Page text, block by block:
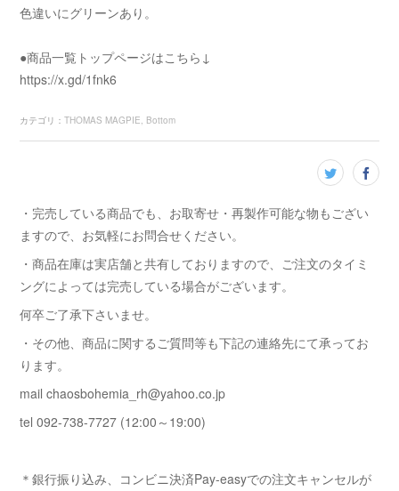
色違いにグリーンあり。
●商品一覧トップページはこちら↓
https://x.gd/1fnk6
カテゴリ ：THOMAS MAGPIE Bottom
・完売している商品でも、お取寄せ・再製作可能な物もござい
ますので、お気軽にお問合せください。
・商品在庫は実店舗と共有しておりますので、ご注文のタイミ
ングによっては完売している場合がございます。
何卒ご了承下さいませ。
・その他、商品に関するご質問等も下記の連絡先にて承ってお
ります。
mail chaosbohemia_rh@yahoo.co.jp
tel 092-738-7727 (12:00～19:00)
＊銀行振り込み、コンビニ決済Pay-easyでの注文キャンセルが